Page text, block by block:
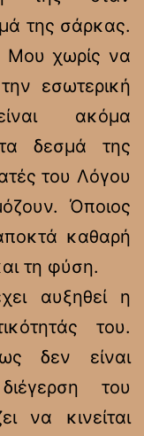
της σάρκας.
Μου χωρίς να
εσωτερική
ακόμα
δεσμά της
του Λόγου
Όποιος
καθαρή
τη φύση.
αυξηθεί η
του.
δεν είναι
του
να κινείται